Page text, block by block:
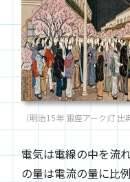
（明治15年 銀座アーク灯 出
電気は電線の中を流
の量は電流の量に比例